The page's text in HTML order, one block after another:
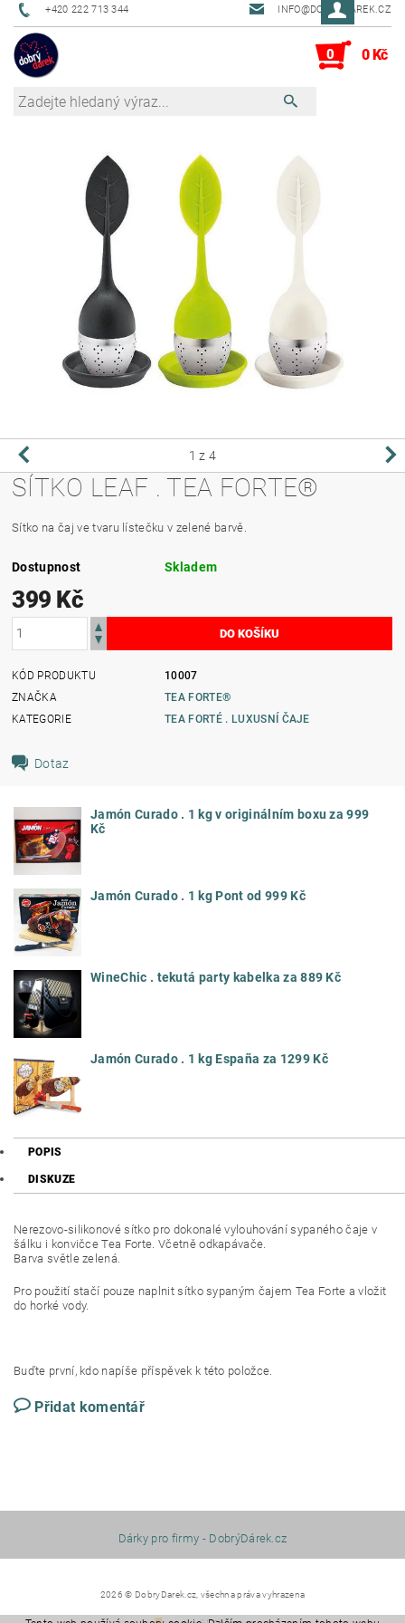
+420 222 713 344 INFO@DOBRYDAREK.CZ
0 0 Kč
1 z 4
SÍTKO LEAF . TEA FORTE®
Sítko na čaj ve tvaru lístečku v zelené barvě.
Dostupnost Skladem
399 Kč
KÓD PRODUKTU
10007
ZNAČKA
TEA FORTE®
KATEGORIE
TEA FORTÉ . LUXUSNÍ ČAJE
Dotaz
Jamón Curado . 1 kg v originálním boxu za 999
Kč
Jamón Curado . 1 kg Pont od 999 Kč
WineChic . tekutá party kabelka za 889 Kč
Jamón Curado . 1 kg España za 1299 Kč
POPIS
DISKUZE
Nerezovo-silikonové sítko pro dokonalé vylouhování sypaného čaje v
šálku i konvičce Tea Forte. Včetně odkapávače.
Barva světle zelená.
Pro použití stačí pouze naplnit sítko sypaným čajem Tea Forte a vložit
do horké vody.
Buďte první, kdo napíše příspěvek k této položce.
Přidat komentář
Dárky pro firmy - DobrýDárek.cz
2026 © DobryDarek.cz, všechna práva vyhrazena